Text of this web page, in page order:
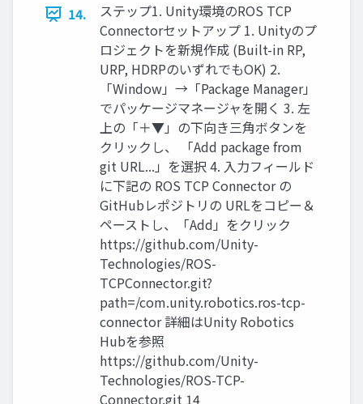
14.
ステップ1. Unity環境のROS TCP
Connectorセットアップ 1. Unityのプ
ロジェクトを新規作成 (Built-in RP,
URP, HDRPのいずれでもOK) 2.
「Window」→「Package Manager」
でパッケージマネージャを開く 3. 左
上の「＋▼」の下向き三角ボタンを
クリックし、 「Add package from
git URL...」を選択 4. 入力フィールド
に下記の ROS TCP Connector の
GitHubレポジトリの URLをコピー＆
ペーストし、「Add」をクリック
https://github.com/Unity-
Technologies/ROS-
TCPConnector.git?
path=/com.unity.robotics.ros-tcp-
connector 詳細はUnity Robotics
Hubを参照
https://github.com/Unity-
Technologies/ROS-TCP-
Connector.git 14